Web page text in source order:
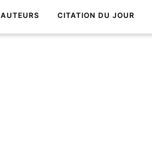
AUTEURS CITATION DU JOUR